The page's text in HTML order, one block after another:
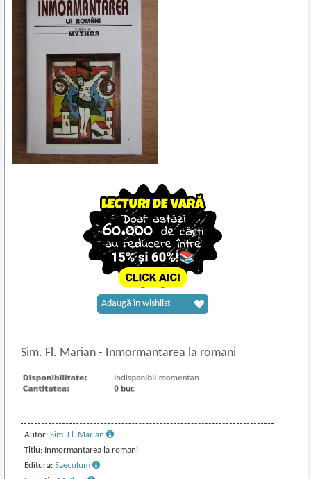
Sim. Fl. Marian- Inmormantarea la romani
Autor:Sim. Fl. Marian
Titlu: Inmormantarea la romani
Editura:Saeculum
Adaugă în wishlist